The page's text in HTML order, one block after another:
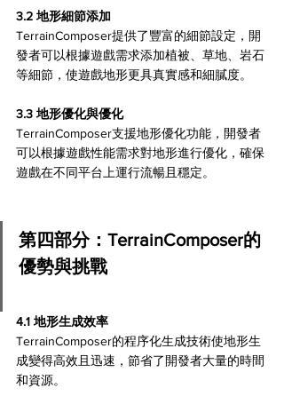
3.2 地形細節添加
TerrainComposer提供了豐富的細節設定，開
發者可以根據遊戲需求添加植被、草地、岩石
等細節，使遊戲地形更具真實感和細膩度。
3.3 地形優化與優化
TerrainComposer支援地形優化功能，開發者
可以根據遊戲性能需求對地形進行優化，確保
遊戲在不同平台上運行流暢且穩定。
第四部分：TerrainComposer的
優勢與挑戰
4.1 地形生成效率
TerrainComposer的程序化生成技術使地形生
成變得高效且迅速，節省了開發者大量的時間
和資源。